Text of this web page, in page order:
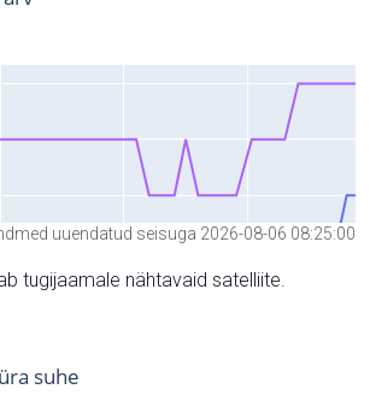
uuendatud seisuga 2026-08-06 08:25:00
tugijaamale nähtavaid satelliite.